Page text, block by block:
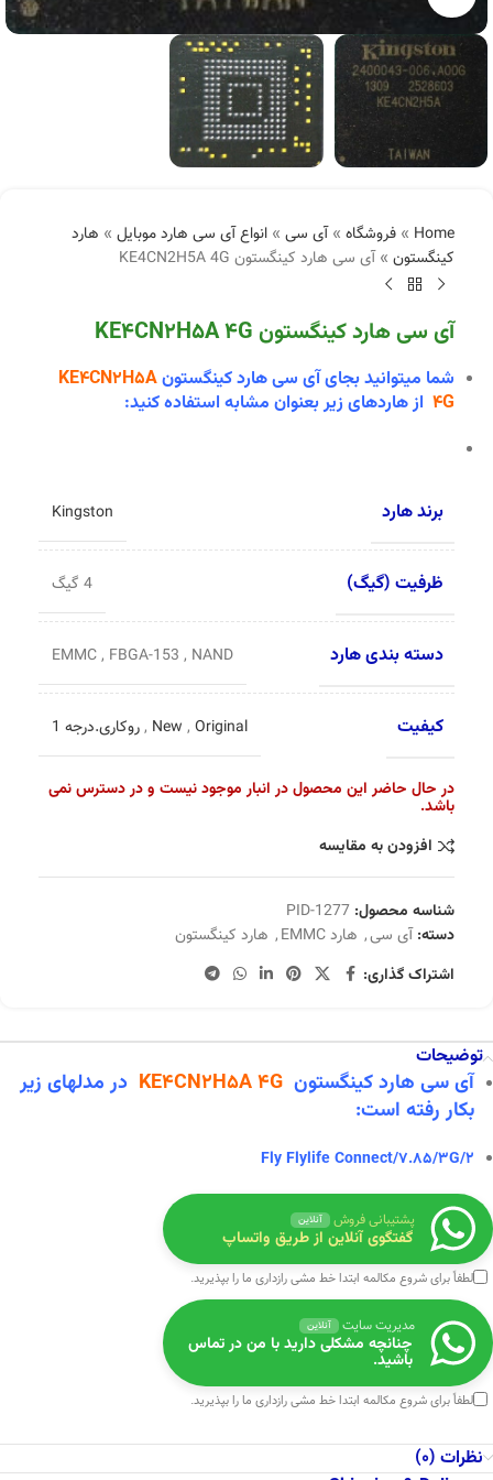
Home
» فروشگاه »آی سی » انواع آی سی هارد موبایل » هارد
کینگستون »آی سی هارد کینگستون KE4CN2H5A 4G
آی سی هارد کینگستون KE4CN2H5A 4G
شما میتوانید بجای آی سی هارد کینگستونKE4CN2H5A
4G از هاردهای زیر بعنوان مشابه استفاده کنید:
برند هارد Kingston
ظرفیت (گیگ) 4 گیگ
دسته بندی هارد EMMC, FBGA-153 , NAND
کیفیت New , Original
,روکاری.درجه 1
در حال حاضر این محصول در انبار موجود نیست و در دسترس نمی
باشد.
افزودن به مقایسه
شناسه محصول: PID-1277
دسته: آی سی, هارد EMMC , هارد کینگستون
اشتراک گذاری:
توضیحات
آی سی هارد کینگستون KE4CN2H5A 4G درمدلهای زیر
بکار رفته است:
Fly Flylife Connect/7.85/3G/2
پشتیبانی فروش آنلاین
گفتگوی آنلاین از طریق واتساپ
لطفاً برای شروع مکالمه ابتداخط مشی رازداری ما را بپذیرید.
مدیریت سایت آنلاین
چنانچه مشکلی دارید با من در تماس
باشید.
لطفاً برای شروع مکالمه ابتداخط مشی رازداری ما را بپذیرید.
نظرات (0)